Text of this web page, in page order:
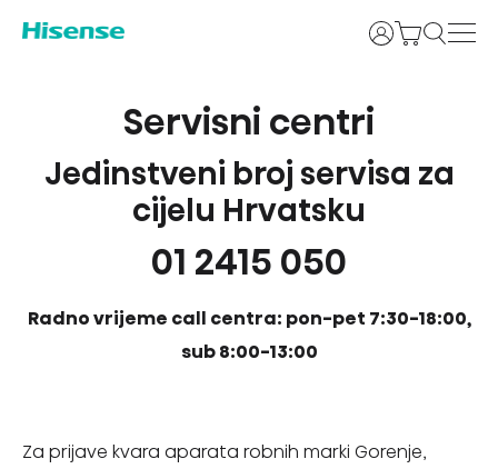
Prijava
Servisni centri
Jedinstveni broj servisa za
cijelu Hrvatsku
01 2415 050
Radno vrijeme call centra: pon-pet 7:30-18:00,
sub 8:00-13:00
Za prijave kvara aparata robnih marki Gorenje,